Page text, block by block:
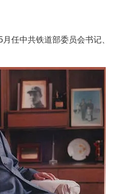
任中共铁道部委员会书记、